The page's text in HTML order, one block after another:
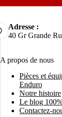
Adresse :
40 Gr Grande
A propos de nous
Pièces et
Enduro
Notre histoire
Le blog
Contactez-